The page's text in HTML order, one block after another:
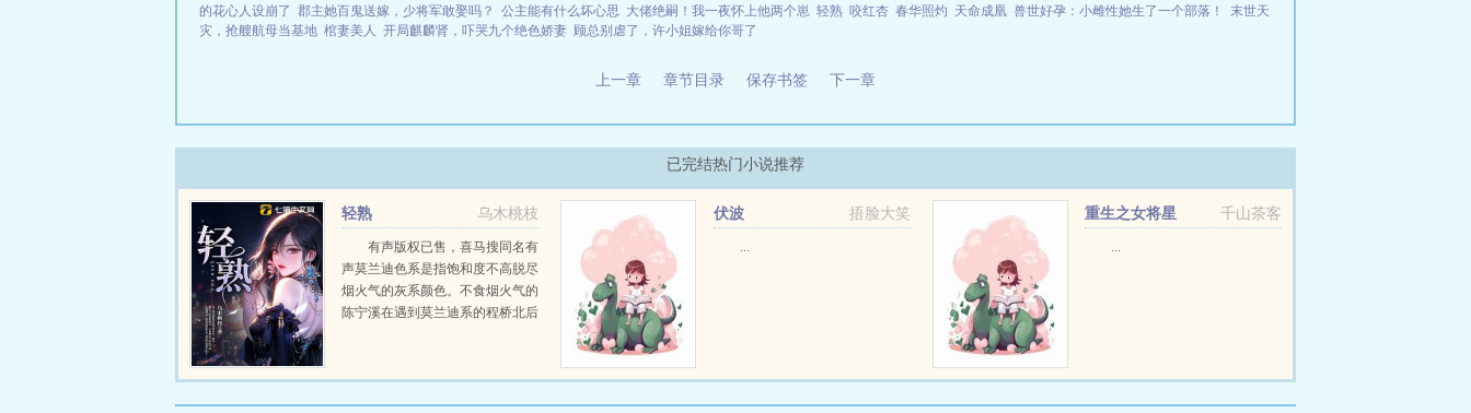
的花心人设崩了 郡主她百鬼送嫁，少将军敢娶吗？ 公主能有什么坏心思 大佬绝嗣！我一夜怀上他两个崽 轻熟 咬红杏 春华照灼 天命成凰 兽世好孕：小雌性她生了一个部落！
末世天
灾，抢艘航母当基地 棺妻美人 开局麒麟肾，吓哭九个绝色娇妻 顾总别虐了，许小姐嫁给你哥了
上一章 章节目录 保存书签 下一章
已完结热门小说推荐
乌木桃枝
轻熟
有声版权已售，喜马搜同名有
声莫兰迪色系是指饱和度不高脱尽
烟火气的灰系颜色。不食烟火气的
陈宁溪在遇到莫兰迪系的程桥北后
方爸爸不满意，乙方累...
捂脸大笑
伏波
...
千山茶客
重生之女将星
...